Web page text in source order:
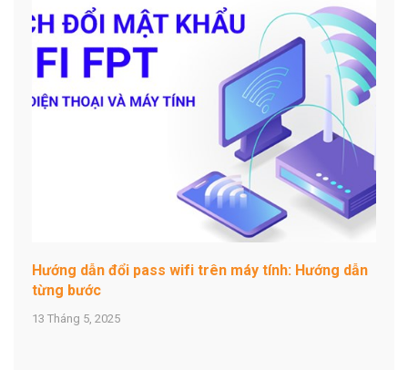
Hướng dẫn đổi pass wifi trên máy tính: Hướng dẫn
từng bước
13 Tháng 5, 2025